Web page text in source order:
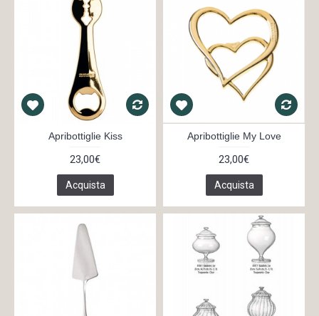
Apribottiglie Kiss
23,00€
Acquista
Apribottiglie My Love
23,00€
Acquista